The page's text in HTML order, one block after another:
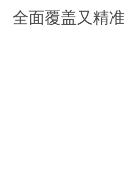
全面覆盖又精